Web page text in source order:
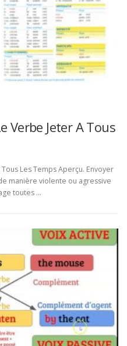
Verbe Jeter A Tous
Les Temps Aperçu. Envoyer
manière violente ou agressive
toutes …